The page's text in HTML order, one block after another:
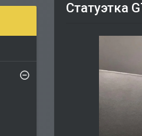
Статуэтка